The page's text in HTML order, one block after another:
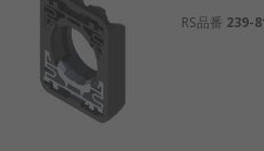
RS品番 239-